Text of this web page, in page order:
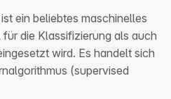
ein beliebtes maschinelles
die Klassifizierung als auch
wird. Es handelt sich
(supervised